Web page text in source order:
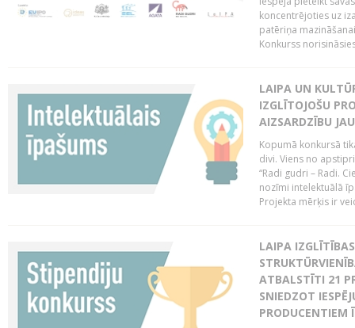
koncentrējoties uz
patēriņa
Konkurss
LAIPA UN
IZGLĪTOJOŠU
AIZSARDZĪBU
Kopumā konkursā
divi. Viens no
“Radi gudri – Radi.
nozīmi intelektuālā
Projekta mērķis ir
LAIPA
ATBALSTĪTI 21
SNIEDZOT
PRODUCENTIEM